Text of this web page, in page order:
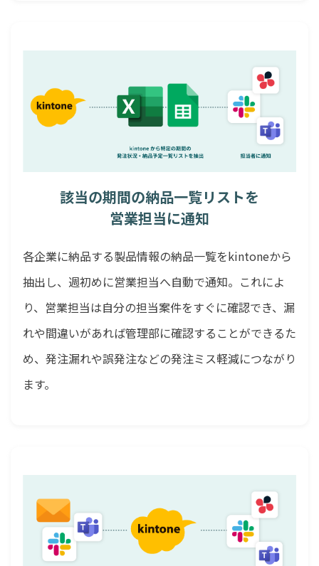
該当の期間の納品一覧リストを
営業担当に通知
各企業に納品する製品情報の納品一覧をkintoneから
抽出し、週初めに営業担当へ自動で通知。これによ
り、営業担当は自分の担当案件をすぐに確認でき、漏
れや間違いがあれば管理部に確認することができるた
め、発注漏れや誤発注などの発注ミス軽減につながり
ます。